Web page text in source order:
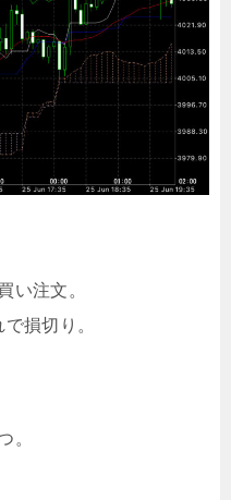
い注文。
損切り。
。